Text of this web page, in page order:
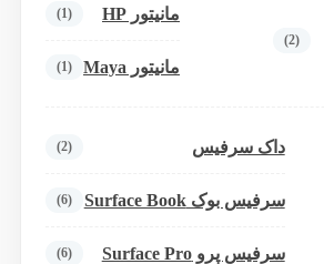
(2)
مانیتور HP (1)
مانیتور Maya (1)
داک سرفیس (2)
سرفیس بوک Surface Book (6)
سرفیس پرو Surface Pro (6)